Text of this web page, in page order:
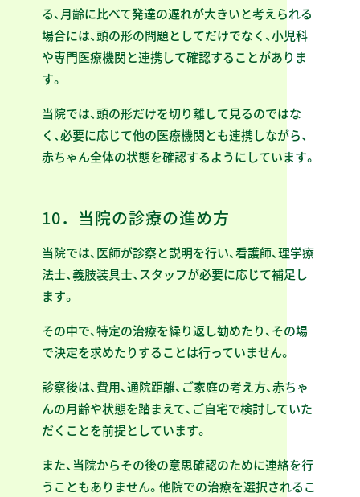
る、月齢に比べて発達の遅れが大きいと考えられる
場合には、頭の形の問題としてだけでなく、小児科
や専門医療機関と連携して確認することがありま
す。
当院では、頭の形だけを切り離して見るのではな
く、必要に応じて他の医療機関とも連携しながら、
赤ちゃん全体の状態を確認するようにしています。
10．当院の診療の進め方
当院では、医師が診察と説明を行い、看護師、理学療
法士、義肢装具士、スタッフが必要に応じて補足し
ます。
その中で、特定の治療を繰り返し勧めたり、その場
で決定を求めたりすることは行っていません。
診察後は、費用、通院距離、ご家庭の考え方、赤ちゃ
んの月齢や状態を踏まえて、ご自宅で検討していた
だくことを前提としています。
また、当院からその後の意思確認のために連絡を行
うこともありません。他院での治療を選択されるこ